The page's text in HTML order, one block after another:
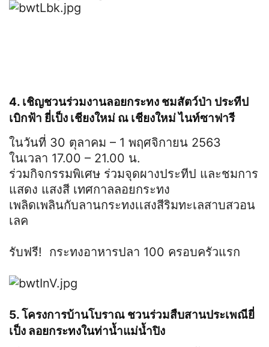
4. เชิญชวนร่วมงานลอยกระทง ชมสัตว์ป่า ประทีป
เบิกฟ้า ยี่เป็ง เชียงใหม่ ณ เชียงใหม่ ไนท์ซาฟารี
ในวันที่ 30 ตุลาคม – 1 พฤศจิกายน 2563
ในเวลา 17.00 – 21.00 น.
ร่วมกิจกรรมพิเศษ ร่วมจุดผางประทีป และชมการ
แสดง แสงสี เทศกาลลอยกระทง
เพลิดเพลินกับลานกระทงเเสงสีริมทะเลสาบสวอน
เลค
รับฟรี! กระทงอาหารปลา 100 ครอบครัวแรก
5. โครงการบ้านโบราณ ชวนร่วมสืบสานประเพณียี่
เป็ง ลอยกระทงในท่าน้ำแม่น้ำปิง